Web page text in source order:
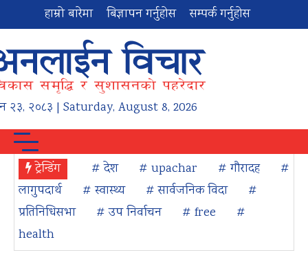
हाम्रो बारेमा बिज्ञापन गर्नुहोस सम्पर्क गर्नुहोस
२३, २०८३ | Saturday, August 8, 2026
ट्रेन्डिंग # देश # upachar # गौरादह
#
लागुपदार्थ
# स्वास्थ्य # सार्वजनिक विदा
#
प्रतिनिधिसभा
# उप निर्वाचन # free
#
health